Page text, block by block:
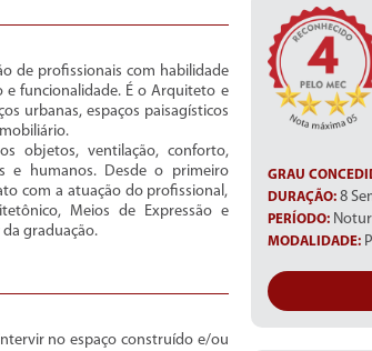
de profissionais com habilidade
funcionalidade. É o Arquiteto e
urbanas, espaços paisagísticos
objetos, ventilação, conforto,
e humanos. Desde o primeiro
com a atuação do profissional,
Meios de Expressão e
graduação.
no espaço construído e/ou
GRAU
DURAÇÃO: 8
PERÍODO:
MODALIDADE: